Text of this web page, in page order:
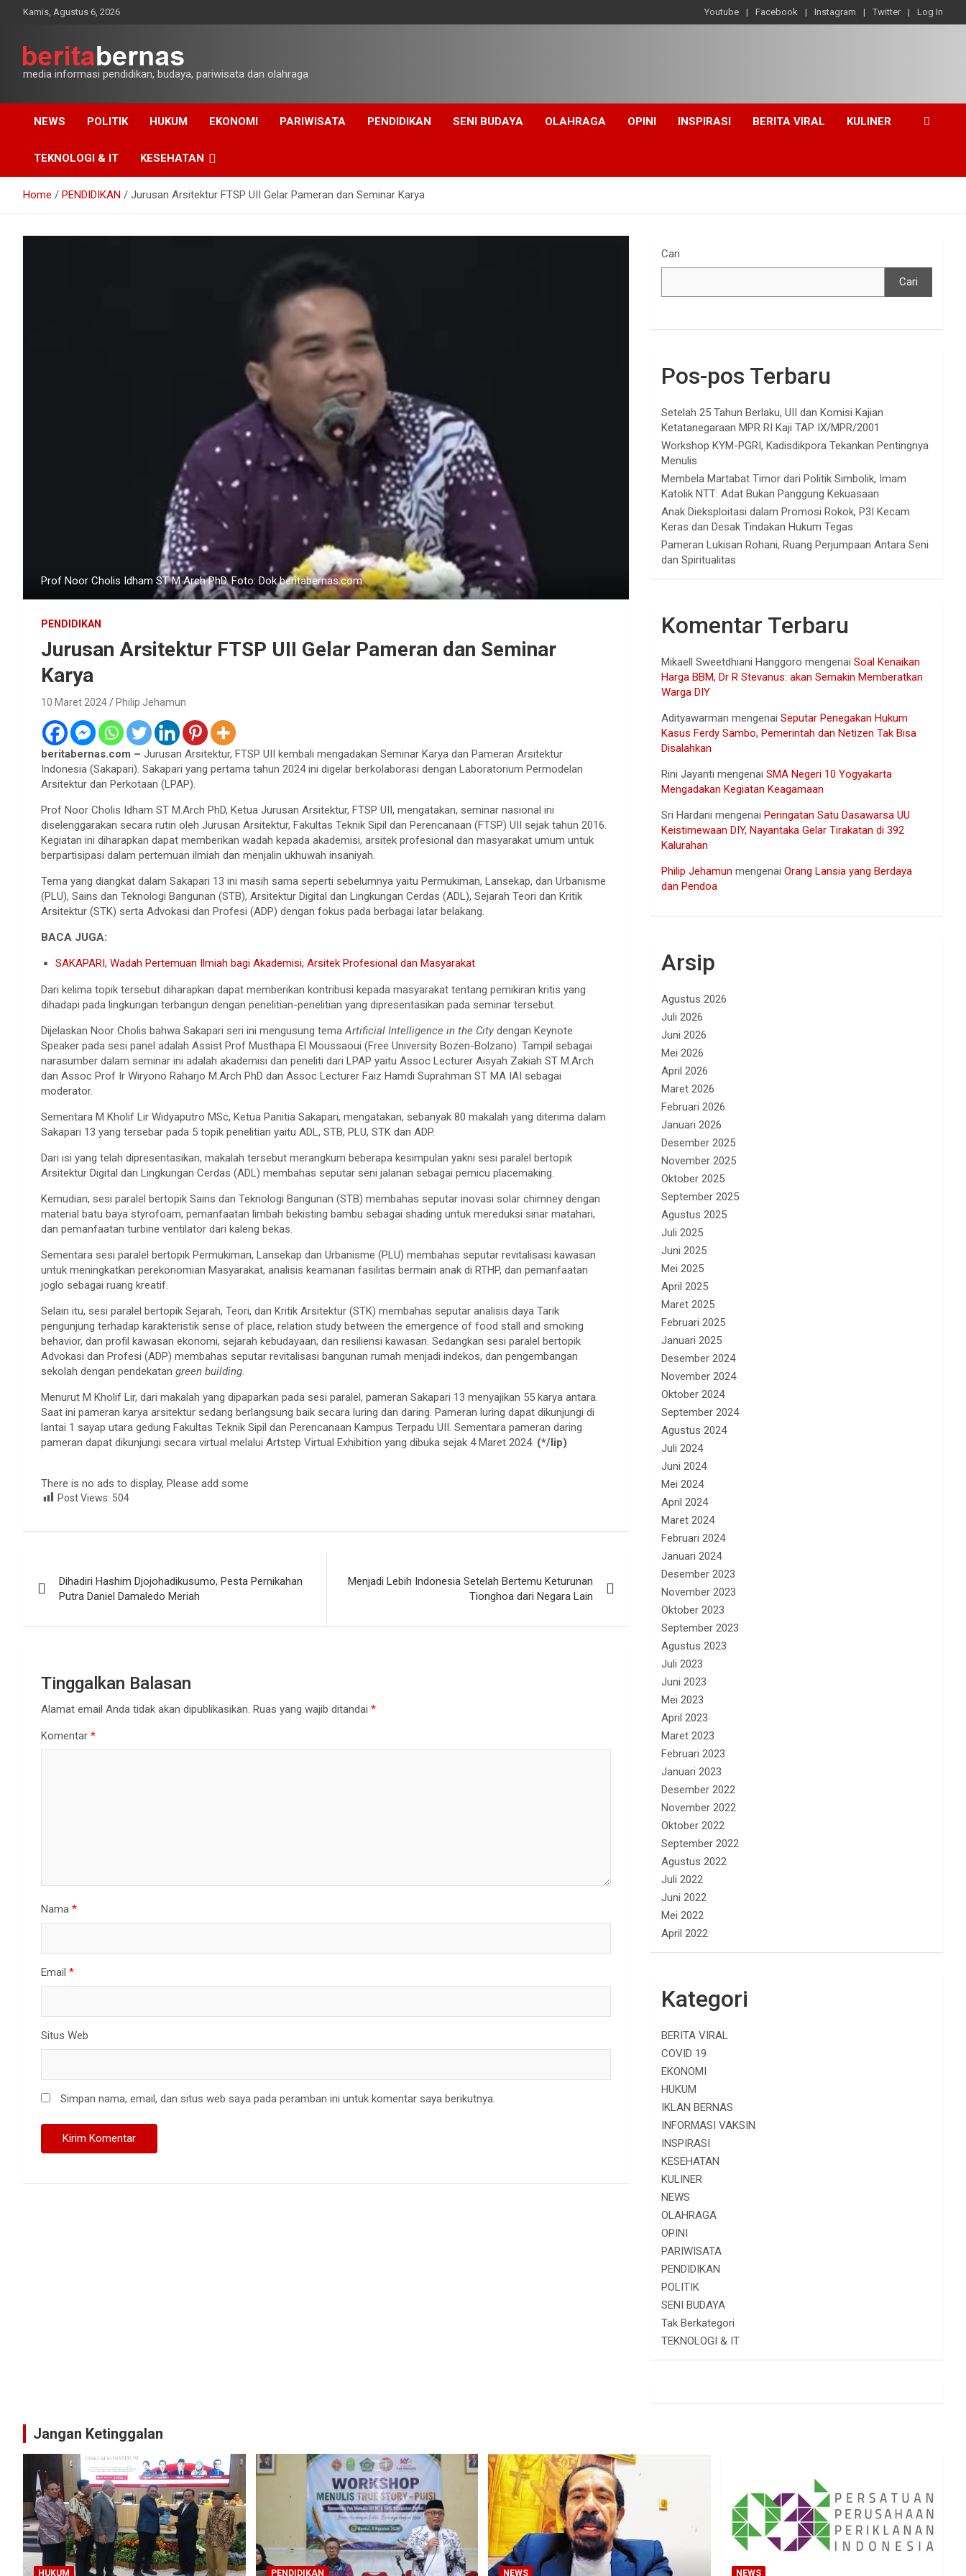
Kamis, Agustus 6, 2026 Youtube Facebook Instagram Twitter Log In
media informasi pendidikan, budaya, pariwisata dan olahraga
NEWS POLITIK HUKUM EKONOMI PARIWISATA PENDIDIKAN SENI BUDAYA OLAHRAGA OPINI INSPIRASI BERITA VIRAL KULINER
TEKNOLOGI & IT KESEHATAN
Home PENDIDIKAN Jurusan Arsitektur FTSP UII Gelar Pameran dan Seminar Karya
Prof Noor Cholis Idham ST M Arch PhD. Foto: Dok beritabernas.com
PENDIDIKAN
Jurusan Arsitektur FTSP UII Gelar Pameran dan Seminar
Karya
10 Maret 2024 Philip Jehamun
beritabernas.com – Jurusan Arsitektur, FTSP UII kembali mengadakan Seminar Karya dan Pameran Arsitektur
Indonesia (Sakapari). Sakapari yang pertama tahun 2024 ini digelar berkolaborasi dengan Laboratorium Permodelan
Arsitektur dan Perkotaan (LPAP).
Prof Noor Cholis Idham ST M.Arch PhD, Ketua Jurusan Arsitektur, FTSP UII, mengatakan, seminar nasional ini
diselenggarakan secara rutin oleh Jurusan Arsitektur, Fakultas Teknik Sipil dan Perencanaan (FTSP) UII sejak tahun 2016.
Kegiatan ini diharapkan dapat memberikan wadah kepada akademisi, arsitek profesional dan masyarakat umum untuk
berpartisipasi dalam pertemuan ilmiah dan menjalin ukhuwah insaniyah.
Tema yang diangkat dalam Sakapari 13 ini masih sama seperti sebelumnya yaitu Permukiman, Lansekap, dan Urbanisme
(PLU), Sains dan Teknologi Bangunan (STB), Arsitektur Digital dan Lingkungan Cerdas (ADL), Sejarah Teori dan Kritik
Arsitektur (STK) serta Advokasi dan Profesi (ADP) dengan fokus pada berbagai latar belakang.
BACA JUGA:
SAKAPARI, Wadah Pertemuan Ilmiah bagi Akademisi, Arsitek Profesional dan Masyarakat
Dari kelima topik tersebut diharapkan dapat memberikan kontribusi kepada masyarakat tentang pemikiran kritis yang
dihadapi pada lingkungan terbangun dengan penelitian-penelitian yang dipresentasikan pada seminar tersebut.
Dijelaskan Noor Cholis bahwa Sakapari seri ini mengusung temaArtificial Intelligence in the City dengan Keynote
Speaker pada sesi panel adalah Assist Prof Musthapa El Moussaoui (Free University Bozen-Bolzano). Tampil sebagai
narasumber dalam seminar ini adalah akademisi dan peneliti dari LPAP yaitu Assoc Lecturer Aisyah Zakiah ST M.Arch
dan Assoc Prof Ir Wiryono Raharjo M.Arch PhD dan Assoc Lecturer Faiz Hamdi Suprahman ST MA IAI sebagai
moderator.
Sementara M Kholif Lir Widyaputro MSc, Ketua Panitia Sakapari, mengatakan, sebanyak 80 makalah yang diterima dalam
Sakapari 13 yang tersebar pada 5 topik penelitian yaitu ADL, STB, PLU, STK dan ADP.
Dari isi yang telah dipresentasikan, makalah tersebut merangkum beberapa kesimpulan yakni sesi paralel bertopik
Arsitektur Digital dan Lingkungan Cerdas (ADL) membahas seputar seni jalanan sebagai pemicu placemaking.
Kemudian, sesi paralel bertopik Sains dan Teknologi Bangunan (STB) membahas seputar inovasi solar chimney dengan
material batu baya styrofoam, pemanfaatan limbah bekisting bambu sebagai shading untuk mereduksi sinar matahari,
dan pemanfaatan turbine ventilator dari kaleng bekas.
Sementara sesi paralel bertopik Permukiman, Lansekap dan Urbanisme (PLU) membahas seputar revitalisasi kawasan
untuk meningkatkan perekonomian Masyarakat, analisis keamanan fasilitas bermain anak di RTHP, dan pemanfaatan
joglo sebagai ruang kreatif.
Selain itu, sesi paralel bertopik Sejarah, Teori, dan Kritik Arsitektur (STK) membahas seputar analisis daya Tarik
pengunjung terhadap karakteristik sense of place, relation study between the emergence of food stall and smoking
behavior, dan profil kawasan ekonomi, sejarah kebudayaan, dan resiliensi kawasan. Sedangkan sesi paralel bertopik
Advokasi dan Profesi (ADP) membahas seputar revitalisasi bangunan rumah menjadi indekos, dan pengembangan
sekolah dengan pendekatan green building.
Menurut M Kholif Lir, dari makalah yang dipaparkan pada sesi paralel, pameran Sakapari 13 menyajikan 55 karya antara.
Saat ini pameran karya arsitektur sedang berlangsung baik secara luring dan daring. Pameran luring dapat dikunjungi di
lantai 1 sayap utara gedung Fakultas Teknik Sipil dan Perencanaan Kampus Terpadu UII. Sementara pameran daring
pameran dapat dikunjungi secara virtual melalui Artstep Virtual Exhibition yang dibuka sejak 4 Maret 2024. (*/lip)
There is no ads to display, Please add some
Post Views: 504
pos
Dihadiri Hashim Djojohadikusumo, Pesta Pernikahan
Putra Daniel Damaledo Meriah
Menjadi Lebih Indonesia Setelah Bertemu Keturunan
Tionghoa dari Negara Lain
Tinggalkan Balasan
Alamat email Anda tidak akan dipublikasikan. Ruas yang wajib ditandai *
Komentar *
Nama *
Email *
Situs Web
Simpan nama, email, dan situs web saya pada peramban ini untuk komentar saya berikutnya.
Cari
Cari
Pos-pos Terbaru
Setelah 25 Tahun Berlaku, UII dan Komisi Kajian
Ketatanegaraan MPR RI Kaji TAP IX/MPR/2001
Workshop KYM-PGRI, Kadisdikpora Tekankan Pentingnya
Menulis
Membela Martabat Timor dari Politik Simbolik, Imam
Katolik NTT: Adat Bukan Panggung Kekuasaan
Anak Dieksploitasi dalam Promosi Rokok, P3I Kecam
Keras dan Desak Tindakan Hukum Tegas
Pameran Lukisan Rohani, Ruang Perjumpaan Antara Seni
dan Spiritualitas
Komentar Terbaru
Mikaell Sweetdhiani Hanggoro mengenaiSoal Kenaikan
Harga BBM, Dr R Stevanus: akan Semakin Memberatkan
Warga DIY
Adityawarman mengenaiSeputar Penegakan Hukum
Kasus Ferdy Sambo, Pemerintah dan Netizen Tak Bisa
Disalahkan
Rini Jayanti mengenaiSMA Negeri 10 Yogyakarta
Mengadakan Kegiatan Keagamaan
Sri Hardani mengenaiPeringatan Satu Dasawarsa UU
Keistimewaan DIY, Nayantaka Gelar Tirakatan di 392
Kalurahan
Philip Jehamun mengenaiOrang Lansia yang Berdaya
dan Pendoa
Arsip
Agustus 2026
Juli 2026
Juni 2026
Mei 2026
April 2026
Maret 2026
Februari 2026
Januari 2026
Desember 2025
November 2025
Oktober 2025
September 2025
Agustus 2025
Juli 2025
Juni 2025
Mei 2025
April 2025
Maret 2025
Februari 2025
Januari 2025
Desember 2024
November 2024
Oktober 2024
September 2024
Agustus 2024
Juli 2024
Juni 2024
Mei 2024
April 2024
Maret 2024
Februari 2024
Januari 2024
Desember 2023
November 2023
Oktober 2023
September 2023
Agustus 2023
Juli 2023
Juni 2023
Mei 2023
April 2023
Maret 2023
Februari 2023
Januari 2023
Desember 2022
November 2022
Oktober 2022
September 2022
Agustus 2022
Juli 2022
Juni 2022
Mei 2022
April 2022
Kategori
BERITA VIRAL
COVID 19
EKONOMI
HUKUM
IKLAN BERNAS
INFORMASI VAKSIN
INSPIRASI
KESEHATAN
KULINER
NEWS
OLAHRAGA
OPINI
PARIWISATA
PENDIDIKAN
POLITIK
SENI BUDAYA
Tak Berkategori
TEKNOLOGI & IT
Jangan Ketinggalan
HUKUM PENDIDIKAN NEWS NEWS